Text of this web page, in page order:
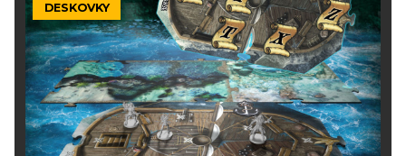
DESKOVKY